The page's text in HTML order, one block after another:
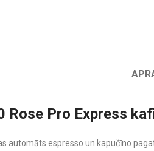
Rose Pro Express
automāts espresso un kapučīno